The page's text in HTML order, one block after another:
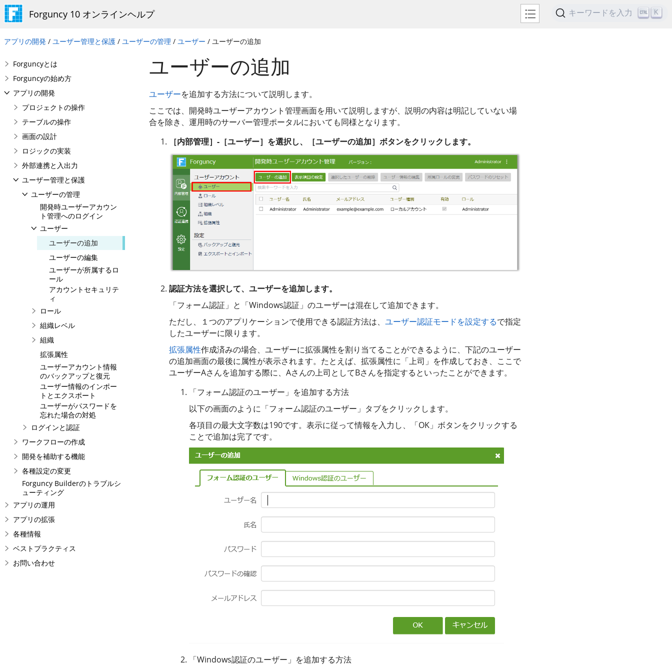
Forguncy 10 オンラインヘルプ キーワードを入力 K
アプリの開発 / ユーザー管理と保護 / ユーザーの管理 / ユーザー / ユーザーの追加
Forguncyとは
Forguncyの始め方
アプリの開発
プロジェクトの操作
テーブルの操作
画面の設計
ロジックの実装
外部連携と入出力
ユーザー管理と保護
ユーザーの管理
開発時ユーザーアカウン
ト管理へのログイン
ユーザー
ユーザーの追加
ユーザーの編集
ユーザーが所属するロ
ール
アカウントセキュリテ
ィ
ロール
組織レベル
組織
拡張属性
ユーザーアカウント情報
のバックアップと復元
ユーザー情報のインポー
トとエクスポート
ユーザーがパスワードを
忘れた場合の対処
ログインと認証
ワークフローの作成
開発を補助する機能
各種設定の変更
Forguncy Builderのトラブルシ
ューティング
アプリの運用
アプリの拡張
各種情報
ベストプラクティス
お問い合わせ
ユーザーの追加
ユーザーを追加する方法について説明します。
ここでは、開発時ユーザーアカウント管理画面を用いて説明しますが、説明の内容は明記していない場
合を除き、運用時のサーバー管理ポータルにおいても同様となります。
［内部管理］-［ユーザー］を選択し、［ユーザーの追加］ボタンをクリックします。
認証方法を選択して、ユーザーを追加します。
「フォーム認証」と「Windows認証」のユーザーは混在して追加できます。
ただし、１つのアプリケーションで使用できる認証方法は、 ユーザー認証モードを設定するで指定
したユーザーに限ります。
拡張属性作成済みの場合、ユーザーに拡張属性を割り当てることができるように、下記のユーザー
の追加画面の最後に属性が表示されます。たとえば、拡張属性に「上司」を作成しておき、ここで
ユーザーAさんを追加する際に、Aさんの上司としてBさんを指定するといったことができます。
「フォーム認証のユーザー」を追加する方法
以下の画面のように「フォーム認証のユーザー」タブをクリックします。
各項目の最大文字数は190です。表示に従って情報を入力し、「OK」ボタンをクリックする
ことで追加は完了です。
「Windows認証のユーザー」を追加する方法